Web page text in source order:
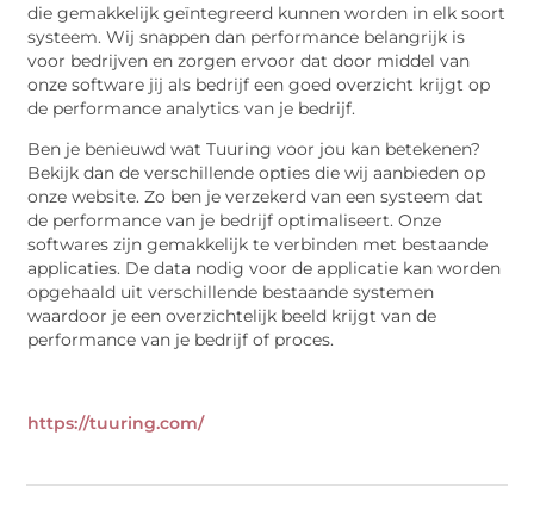
die gemakkelijk geïntegreerd kunnen worden in elk soort
systeem. Wij snappen dan performance belangrijk is
voor bedrijven en zorgen ervoor dat door middel van
onze software jij als bedrijf een goed overzicht krijgt op
de performance analytics van je bedrijf.
Ben je benieuwd wat Tuuring voor jou kan betekenen?
Bekijk dan de verschillende opties die wij aanbieden op
onze website. Zo ben je verzekerd van een systeem dat
de performance van je bedrijf optimaliseert. Onze
softwares zijn gemakkelijk te verbinden met bestaande
applicaties. De data nodig voor de applicatie kan worden
opgehaald uit verschillende bestaande systemen
waardoor je een overzichtelijk beeld krijgt van de
performance van je bedrijf of proces.
https://tuuring.com/